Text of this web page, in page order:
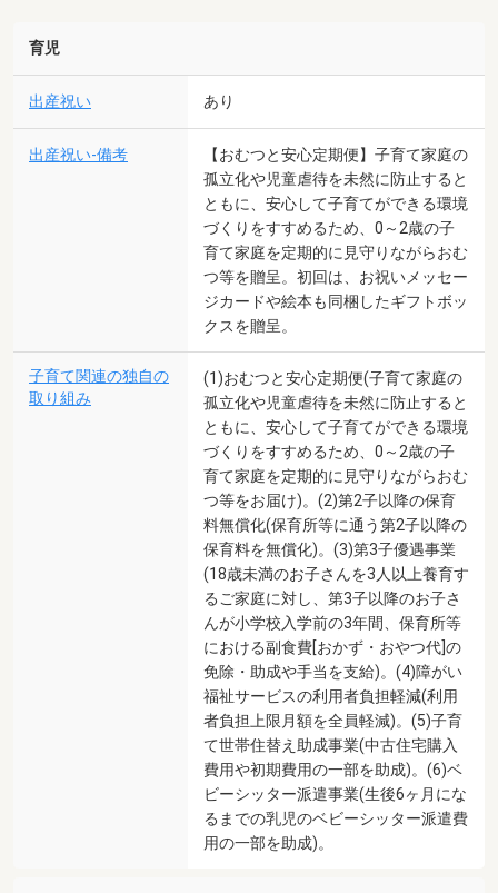
育児
出産祝い あり
出産祝い-備考
【おむつと安心定期便】子育て家庭の
孤立化や児童虐待を未然に防止すると
ともに、安心して子育てができる環境
づくりをすすめるため、0～2歳の子
育て家庭を定期的に見守りながらおむ
つ等を贈呈。初回は、お祝いメッセー
ジカードや絵本も同梱したギフトボッ
クスを贈呈。
子育て関連の独自の
取り組み
(1)おむつと安心定期便(子育て家庭の
孤立化や児童虐待を未然に防止すると
ともに、安心して子育てができる環境
づくりをすすめるため、0～2歳の子
育て家庭を定期的に見守りながらおむ
つ等をお届け)。(2)第2子以降の保育
料無償化(保育所等に通う第2子以降の
保育料を無償化)。(3)第3子優遇事業
(18歳未満のお子さんを3人以上養育す
るご家庭に対し、第3子以降のお子さ
んが小学校入学前の3年間、保育所等
における副食費[おかず・おやつ代]の
免除・助成や手当を支給)。(4)障がい
福祉サービスの利用者負担軽減(利用
者負担上限月額を全員軽減)。(5)子育
て世帯住替え助成事業(中古住宅購入
費用や初期費用の一部を助成)。(6)ベ
ビーシッター派遣事業(生後6ヶ月にな
るまでの乳児のベビーシッター派遣費
用の一部を助成)。